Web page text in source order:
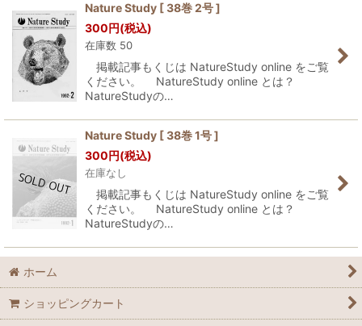
Nature Study [ 38巻 2号 ]
300円(税込)
在庫数 50
掲載記事もくじは NatureStudy online をご覧
ください。 NatureStudy online とは？
NatureStudyの…
Nature Study [ 38巻 1号 ]
300円(税込)
在庫なし
掲載記事もくじは NatureStudy online をご覧
ください。 NatureStudy online とは？
NatureStudyの…
ホーム
ショッピングカート